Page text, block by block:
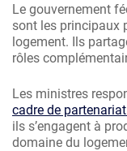
Le gouvernement
sont les principaux
logement. Ils
rôles
Les ministres
cadre de
ils s’engagent à
domaine du